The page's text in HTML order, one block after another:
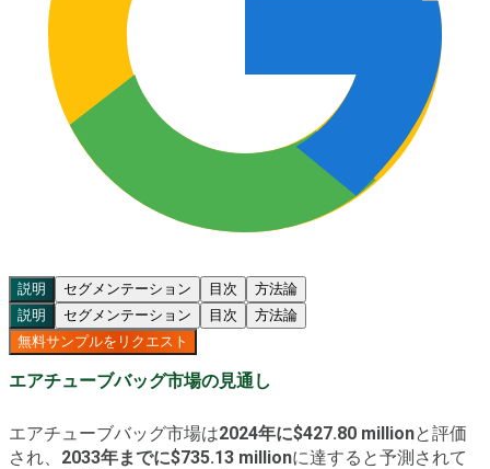
説明 セグメンテーション 目次
方法論
説明
セグメンテーション 目次
方法論
無料サンプルをリクエスト
エアチューブバッグ市場の見通し
エアチューブバッグ市場は2024年に$427.80 millionと評価
され、 2033年までに$735.13 millionに達すると予測されて